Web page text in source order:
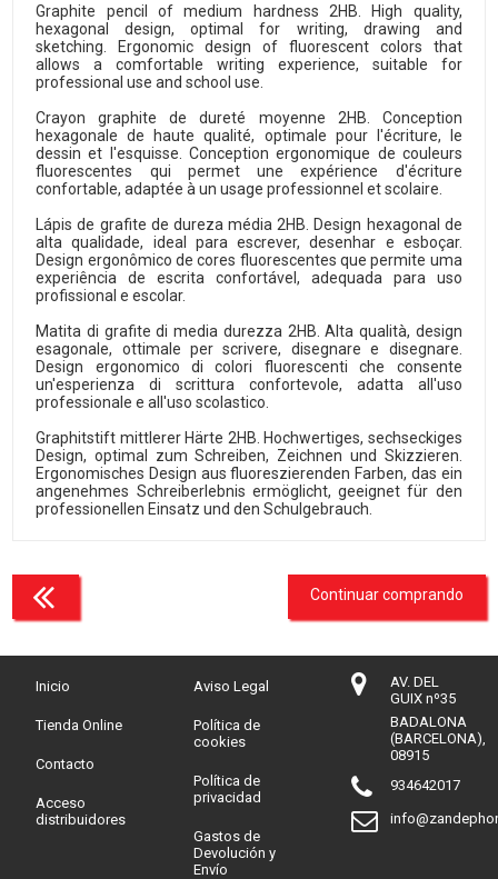
Graphite pencil of medium hardness 2HB. High quality,
hexagonal design, optimal for writing, drawing and
sketching. Ergonomic design of fluorescent colors that
allows a comfortable writing experience, suitable for
professional use and school use.
Crayon graphite de dureté moyenne 2HB. Conception
hexagonale de haute qualité, optimale pour l'écriture, le
dessin et l'esquisse. Conception ergonomique de couleurs
fluorescentes qui permet une expérience d'écriture
confortable, adaptée à un usage professionnel et scolaire.
Lápis de grafite de dureza média 2HB. Design hexagonal de
alta qualidade, ideal para escrever, desenhar e esboçar.
Design ergonômico de cores fluorescentes que permite uma
experiência de escrita confortável, adequada para uso
profissional e escolar.
Matita di grafite di media durezza 2HB. Alta qualità, design
esagonale, ottimale per scrivere, disegnare e disegnare.
Design ergonomico di colori fluorescenti che consente
un'esperienza di scrittura confortevole, adatta all'uso
professionale e all'uso scolastico.
Graphitstift mittlerer Härte 2HB. Hochwertiges, sechseckiges
Design, optimal zum Schreiben, Zeichnen und Skizzieren.
Ergonomisches Design aus fluoreszierenden Farben, das ein
angenehmes Schreiberlebnis ermöglicht, geeignet für den
professionellen Einsatz und den Schulgebrauch.
Continuar comprando
Inicio
Tienda Online
Contacto
Acceso
distribuidores
Aviso Legal
Política de
cookies
Política de
privacidad
Gastos de
Devolución y
Envío
AV. DEL
GUIX nº35
BADALONA
(BARCELONA),
08915
934642017